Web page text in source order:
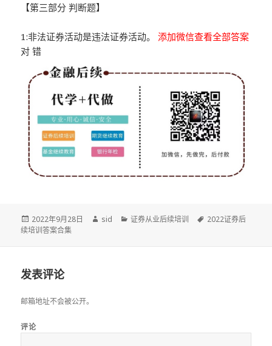
【第三部分 判断题】
1:非法证券活动是违法证券活动。添加微信查看全部答案
对 错
发
布
2022年9月28日
作
sid
分
证券从业后续培训
标
2022证券后
续培训答案合集
发表评论
邮箱地址不会被公开。
评论